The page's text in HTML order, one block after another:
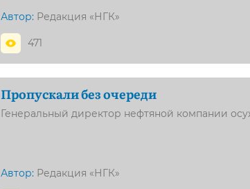
Автор: Редакция «НГК»
471
Пропускали без очереди
Генеральный директор нефтяной компании
Автор: Редакция «НГК»